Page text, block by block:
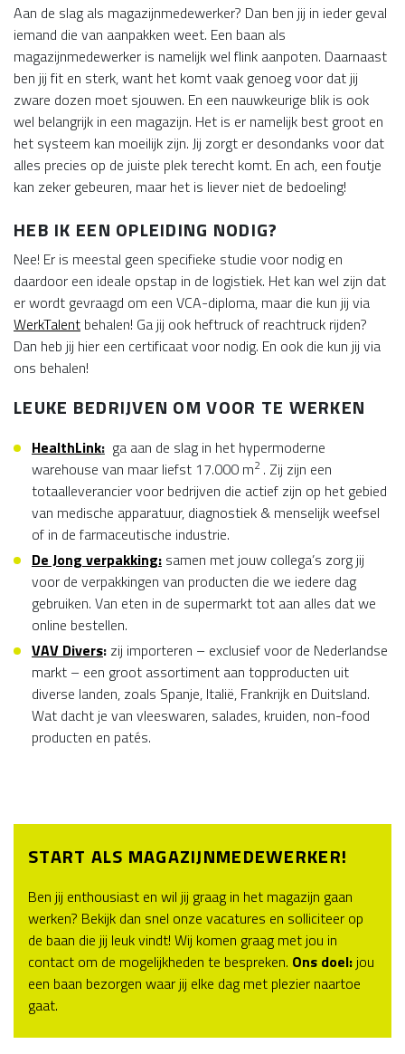
Aan de slag als magazijnmedewerker? Dan ben jij in ieder geval
iemand die van aanpakken weet. Een baan als
magazijnmedewerker is namelijk wel flink aanpoten. Daarnaast
ben jij fit en sterk, want het komt vaak genoeg voor dat jij
zware dozen moet sjouwen. En een nauwkeurige blik is ook
wel belangrijk in een magazijn. Het is er namelijk best groot en
het systeem kan moeilijk zijn. Jij zorgt er desondanks voor dat
alles precies op de juiste plek terecht komt. En ach, een foutje
kan zeker gebeuren, maar het is liever niet de bedoeling!
HEB IK EEN OPLEIDING NODIG?
Nee! Er is meestal geen specifieke studie voor nodig en
daardoor een ideale opstap in de logistiek. Het kan wel zijn dat
er wordt gevraagd om een VCA-diploma, maar die kun jij via
WerkTalent behalen! Ga jij ook heftruck of reachtruck rijden?
Dan heb jij hier een certificaat voor nodig. En ook die kun jij via
ons behalen!
LEUKE BEDRIJVEN OM VOOR TE WERKEN
HealthLink: ga aan de slag in het hypermoderne
warehouse van maar liefst 17.000 m2 . Zij zijn een
totaalleverancier voor bedrijven die actief zijn op het gebied
van medische apparatuur, diagnostiek & menselijk weefsel
of in de farmaceutische industrie.
De Jong verpakking: samen met jouw collega’s zorg jij
voor de verpakkingen van producten die we iedere dag
gebruiken. Van eten in de supermarkt tot aan alles dat we
online bestellen.
VAV Divers: zij importeren – exclusief voor de Nederlandse
markt – een groot assortiment aan topproducten uit
diverse landen, zoals Spanje, Italië, Frankrijk en Duitsland.
Wat dacht je van vleeswaren, salades, kruiden, non-food
producten en patés.
START ALS MAGAZIJNMEDEWERKER!
Ben jij enthousiast en wil jij graag in het magazijn gaan
werken? Bekijk dan snel onze vacatures en solliciteer op
de baan die jij leuk vindt! Wij komen graag met jou in
contact om de mogelijkheden te bespreken. Ons doel: jou
een baan bezorgen waar jij elke dag met plezier naartoe
gaat.